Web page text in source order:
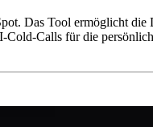
Das Tool ermöglicht
Calls für die